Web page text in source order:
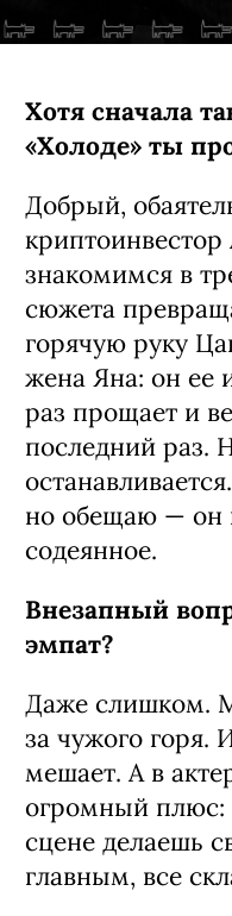
Хотя сначала
«Холоде» ты
Добрый,
знакомимся в
сюжета
горячую руку
жена Яна: он ее
раз прощает и
последний раз.
но обещаю — он
содеянное.
Внезапный
эмпат?
Даже слишком.
за чужого горя.
мешает. А в
огромный плюс:
сцене делаешь
главным, все